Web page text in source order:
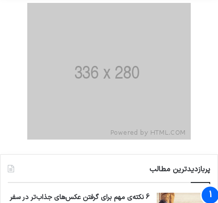
پربازدیدترین مطالب
6 نکته‌ی مهم برای گرفتن عکس‌های جذاب‌تر در سفر